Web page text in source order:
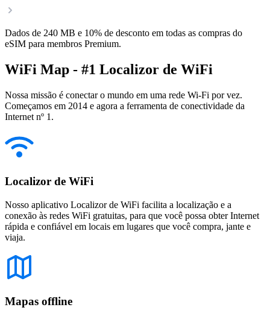
Dados de 240 MB e 10% de desconto em todas as compras do
eSIM para membros Premium.
WiFi Map - #1 Localizor de WiFi
Nossa missão é conectar o mundo em uma rede Wi-Fi por vez.
Começamos em 2014 e agora a ferramenta de conectividade da
Internet nº 1.
Localizor de WiFi
Nosso aplicativo Localizor de WiFi facilita a localização e a
conexão às redes WiFi gratuitas, para que você possa obter Internet
rápida e confiável em locais em lugares que você compra, jante e
viaja.
Mapas offline